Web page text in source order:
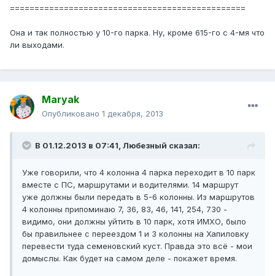
================================================
Она и так полностью у 10-го парка. Ну, кроме 615-го с 4-мя что
ли выходами.
Maryak
Опубликовано 1 декабря, 2013
В 01.12.2013 в 07:41, Любезный сказал:
Уже говорили, что 4 колонна 4 парка переходит в 10 парк
вместе с ПС, маршрутами и водителями. 14 маршрут
уже должны были передать в 5-6 колонны. Из маршрутов
4 колонны припоминаю 7, 36, 83, 46, 141, 254, 730 -
видимо, они должны уйтить в 10 парк, хотя ИМХО, было
бы правильнее с переездом 1 и 3 колонны на Хапиловку
перевести туда семеновский куст. Правда это всё - мои
домыслы. Как будет на самом деле - покажет время.